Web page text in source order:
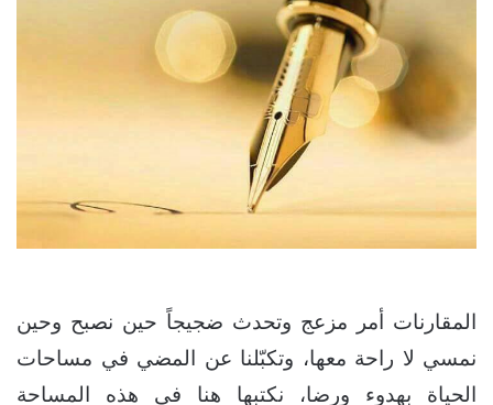
المقارنات أمر مزعج وتحدث ضجيجاً حين نصبح وحين
نمسي لا راحة معها، وتكبّلنا عن المضي في مساحات
الحياة بهدوء ورضا، نكتبها هنا في هذه المساحة